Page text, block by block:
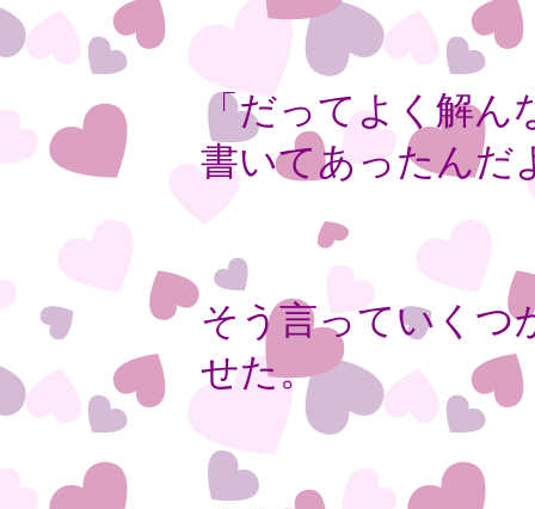
「だってよく解ん
書いてあったんだ
そう言っていくつ
せた。